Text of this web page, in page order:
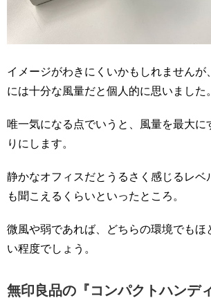
イメージがわきにくいかもしれませんが
には十分な風量だと個人的に思いました。
唯一気になる点でいうと、風量を最大に
りにします。
静かなオフィスだとうるさく感じるレベ
も聞こえるくらいといったところ。
微風や弱であれば、どちらの環境でもほ
い程度でしょう。
無印良品の『コンパクトハンデ